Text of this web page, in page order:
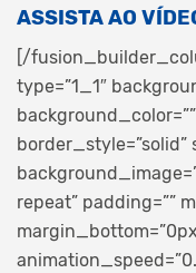
ASSISTA AO
[/
type=”1_1″
border_style=”solid”
repeat” padding=””